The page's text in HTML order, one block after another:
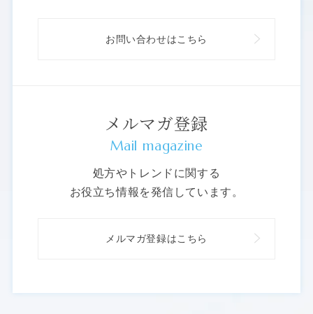
お問い合わせはこちら
メルマガ登録
Mail magazine
処方やトレンドに関する
お役立ち情報を発信しています。
メルマガ登録はこちら